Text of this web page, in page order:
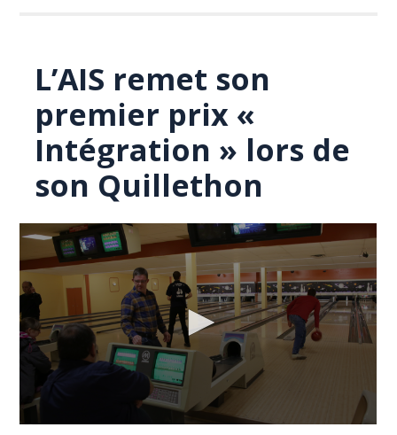
L’AIS remet son
premier prix «
Intégration » lors de
son Quillethon